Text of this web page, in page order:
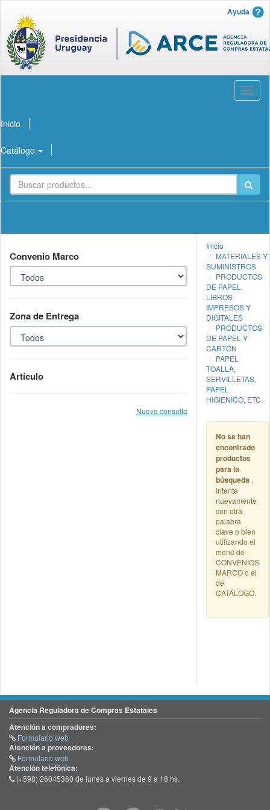
Ayuda
Abrir
menú
Inicio
Catálogo
Convenio Marco
Zona de Entrega
Artículo
Nueva consulta
Inicio
MATERIALES Y
SUMINISTROS
PRODUCTOS
DE PAPEL,
LIBROS
IMPRESOS Y
DIGITALES
PRODUCTOS
DE PAPEL Y
CARTON
PAPEL
TOALLA,
SERVILLETAS,
PAPEL
HIGIENICO, ETC.
No se han
encontrado
productos
para la
búsqueda .
Intente
nuevamente
con otra
palabra
clave o bien
utilizando el
menú de
CONVENIOS
MARCO o el
de
CATÁLOGO.
Agencia Reguladora de Compras Estatales
Atención a compradores:
Formulario web
Atención a proveedores:
Formulario web
Atención telefónica:
(+598) 26045360 de lunes a viernes de 9 a 18 hs.